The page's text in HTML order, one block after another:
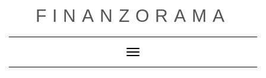
FINANZORAMA
Cambiar modo de navegación